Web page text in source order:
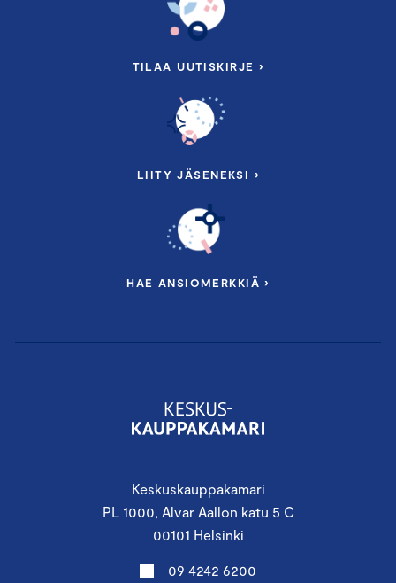
Keskuskauppakamari
PL 1000, Alvar Aallon katu 5 C
00101 Helsinki
09 4242 6200
TILAA UUTISKIRJE ›
LIITY JÄSENEKSI ›
HAE ANSIOMERKKIÄ ›